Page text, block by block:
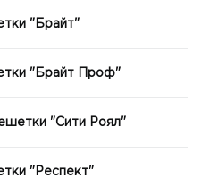
"Брайт"
"Брайт Проф"
"Сити Роял"
"Респект"